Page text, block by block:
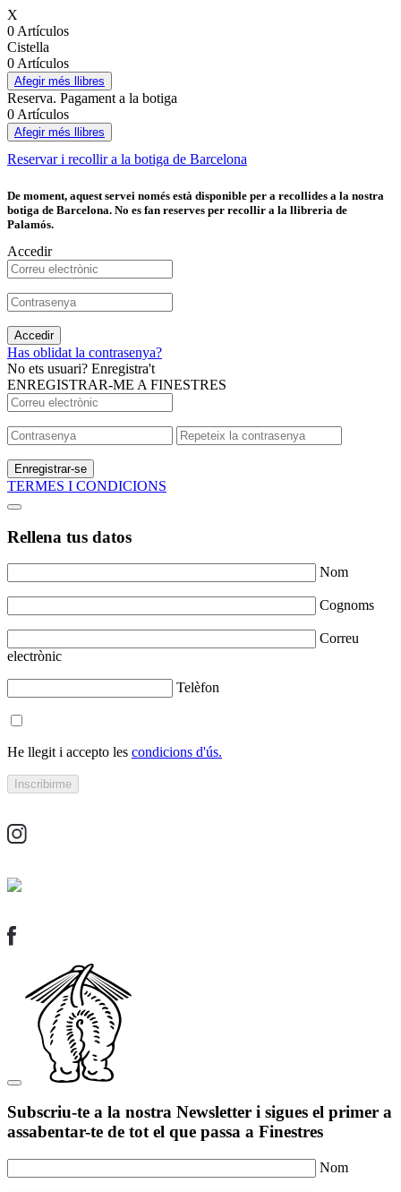
X
0 Artículos
Cistella
0 Artículos
Afegir més llibres
Reserva. Pagament a la botiga
0 Artículos
Afegir més llibres
Reservar i recollir a la botiga de Barcelona
De moment, aquest servei només està disponible per a recollides a la nostra
botiga de Barcelona. No es fan reserves per recollir a la llibreria de
Palamós.
Accedir
Accedir
Has oblidat la contrasenya?
No ets usuari? Enregistra't
ENREGISTRAR-ME A FINESTRES
Enregistrar-se
TERMES I CONDICIONS
Rellena tus datos
Nom
Cognoms
Correu
electrònic
Telèfon
He llegit i accepto les condicions d'ús.
Subscriu-te a la nostra Newsletter i sigues el primer a
assabentar-te de tot el que passa a Finestres
Nom